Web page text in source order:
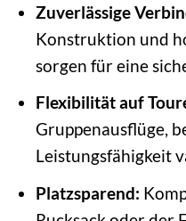
Zuverlässige
Konstruktion und
sorgen für eine
Flexibilität auf
Gruppenausflüge,
Leistungsfähigkeit
Platzsparend: